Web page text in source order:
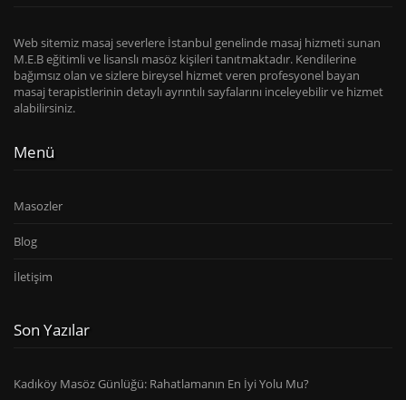
Web sitemiz masaj severlere İstanbul genelinde masaj hizmeti sunan
M.E.B eğitimli ve lisanslı masöz kişileri tanıtmaktadır. Kendilerine
bağımsız olan ve sizlere bireysel hizmet veren profesyonel bayan
masaj terapistlerinin detaylı ayrıntılı sayfalarını inceleyebilir ve hizmet
alabilirsiniz.
Menü
Masozler
Blog
İletişim
Son Yazılar
Kadıköy Masöz Günlüğü: Rahatlamanın En İyi Yolu Mu?